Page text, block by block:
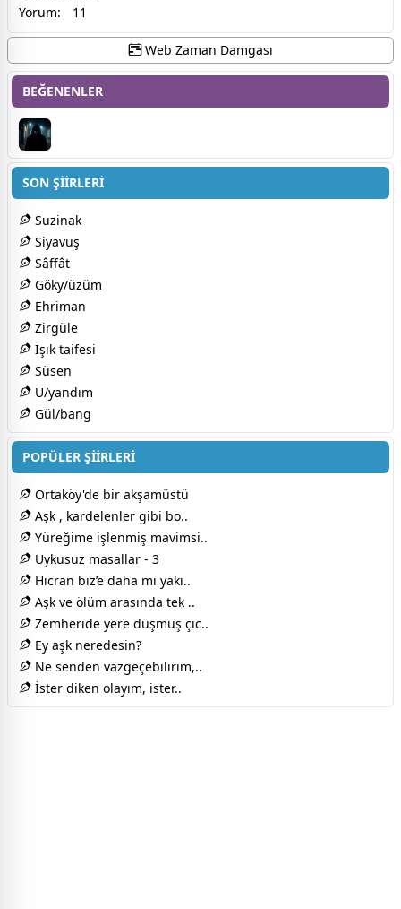
Yorum:
11
Web Zaman Damgası
BEĞENENLER
SON ŞİİRLERİ
Suzinak
Siyavuş
Sâffât
Göky/üzüm
Ehriman
Zirgüle
Işık taifesi
Süsen
U/yandım
Gül/bang
POPÜLER ŞİİRLERİ
Ortaköy'de bir akşamüstü
Aşk , kardelenler gibi bo..
Yüreğime işlenmiş mavimsi..
Uykusuz masallar - 3
Hicran biz’e daha mı yakı..
Aşk ve ölüm arasında tek ..
Zemheride yere düşmüş çic..
Ey aşk neredesin?
Ne senden vazgeçebilirim,..
İster diken olayım, ister..